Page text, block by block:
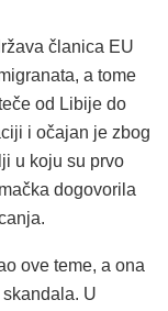
članica EU
a tome
od Libije do
i očajan je zbog
u koju su prvo
dogovorila
ove teme, a ona
U